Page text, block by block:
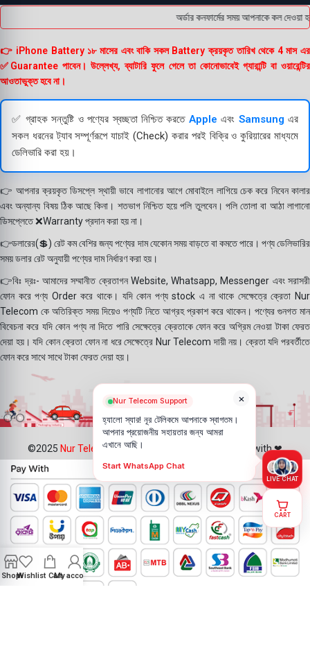
অর্ডার কনফার্মের সময় আপনাকে কল
👉 iPhone Battery ১৮ মাসের এবং বাকি সকল Battery ক্রয়কৃত তারিখ থেকে 4 মাস এর
✅Guarantee পাবেন। উল্লেখ্য, ব্যাটারি ফুলে গেলে তা কোনোভাবেই গ্যারান্টি বা ওয়ারেন্টির
আওতাভুক্ত হবে না।
✅ গ্রাহক সন্তুষ্টি ও পণ্যের স্বচ্ছতা নিশ্চিত করতে Apple এবংSamsung এর
সকল ধরনের ট্যাব সম্পূর্ণরূপে যাচাই (Check) করার পরই বিক্রি ও কুরিয়ারের মাধ্যমে
ডেলিভারি করা হয়।
👉 আপনার ক্রয়কৃত ডিসপ্লে স্থায়ী ভাবে লাগানোর আগে মোবাইলে লাগিয়ে চেক করে নিবেন কালার
এবং অন্যান্য বিষয় ঠিক আছে কিনা। শতভাগ নিশ্চিত হয়ে পলি তুলবেন। পলি তোলা বা আঠা লাগানো
ডিসপ্লেতে ❌Warranty প্রদান করা হয় না।
👉ডলারের(💲) রেট কম বেশির জন্য পণ্যের দাম যেকোন সময় বাড়তে বা কমতে পারে। পণ্য ডেলিভারির
সময় ডলার রেট অনুযায়ী পণ্যের দাম নির্ধারণ করা হয়।
👉বিঃ দ্রঃ- আমাদের সম্মানীত ক্রেতাগন Website, Whatsapp, Messenger এবং সরাসরী
ফোন করে পণ্য Order করে থাকে। যদি কোন পণ্য stock এ না থাকে সেক্ষেত্রে ক্রেতা Nur
Telecom কে অতিরিক্ত সময় দিয়েও পণ্যটি নিতে আগ্রহ প্রকাশ করে থাকেন। পণ্যের গুনগত মান
বিবেচনা করে যদি কোন পণ্য না দিতে পারি সেক্ষেত্রে ক্রেতাকে ফোন করে অগ্রিম নেওয়া টাকা ফেরত
দেয়া হয়। যদি কোন ক্রেতা ফোন না ধরে সেক্ষেত্রে Nur Telecom দায়ী নয়। ক্রেতা যদি পরবর্তীতে
ফোন করে সাথে সাথে টাকা ফেরত দেয়া হয়।
©2025 Nur Telecom- All Rights Reserved || Created with ❤
ShopWishlist CartMy account
×
Nur Telecom Support
হ্যালো স্যার! নূর টেলিকমে আপনাকে স্বাগতম।
আপনার প্রয়োজনীয় সহায়তার জন্য আমরা
এখানে আছি।
Start WhatsApp Chat
LIVE CHAT
CART